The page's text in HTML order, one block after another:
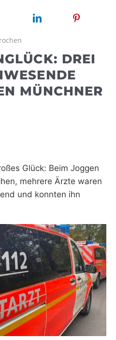
DREI
MÜNCHNER
Glück: Beim Joggen
mehrere Ärzte waren
und konnten ihn